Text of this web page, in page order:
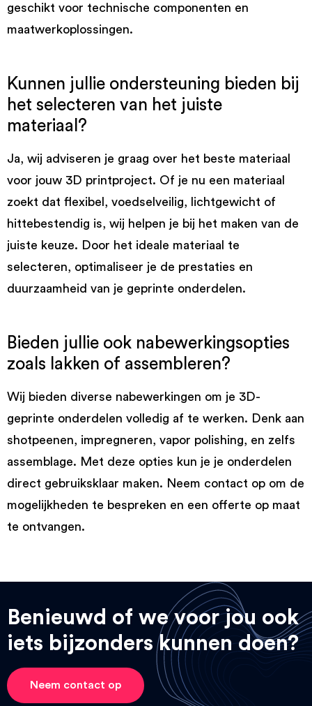
geschikt voor technische componenten en
maatwerkoplossingen.
Kunnen jullie ondersteuning bieden bij
het selecteren van het juiste
materiaal?
Ja, wij adviseren je graag over het beste materiaal
voor jouw 3D printproject. Of je nu een materiaal
zoekt dat flexibel, voedselveilig, lichtgewicht of
hittebestendig is, wij helpen je bij het maken van de
juiste keuze. Door het ideale materiaal te
selecteren, optimaliseer je de prestaties en
duurzaamheid van je geprinte onderdelen.
Bieden jullie ook nabewerkingsopties
zoals lakken of assembleren?
Wij bieden diverse nabewerkingen om je 3D-
geprinte onderdelen volledig af te werken. Denk aan
shotpeenen, impregneren, vapor polishing, en zelfs
assemblage. Met deze opties kun je je onderdelen
direct gebruiksklaar maken. Neem contact op om de
mogelijkheden te bespreken en een offerte op maat
te ontvangen.
Benieuwd of we voor jou ook
iets bijzonders kunnen doen?
Neem contact op